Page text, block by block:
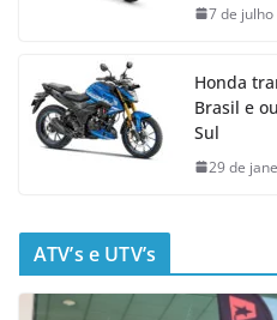
7 de julho
Honda
Brasil e
Sul
29 de
ATV’s e UTV’s